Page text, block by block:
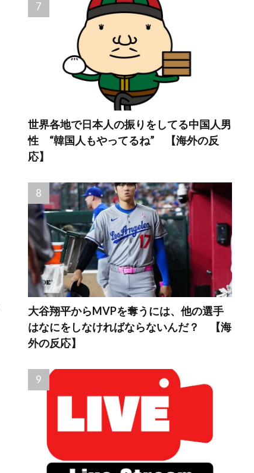
世界各地で日本人の振りをしてる中国人男
性 “韓国人もやってるね” 【海外の反
応】
大谷翔平からMVPを奪うには、他の選手
はなにをしなければならないんだ？ 【海
外の反応】